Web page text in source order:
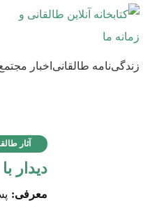
زندگی‌نامه طالقانی اخبار
آثار
دیدار
معرفی: